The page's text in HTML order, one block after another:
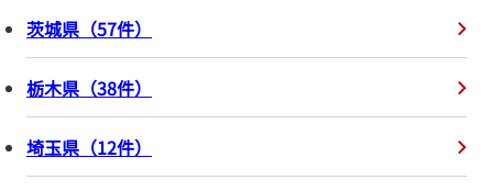
茨城県 （57件）
栃木県 （38件）
埼玉県 （12件）